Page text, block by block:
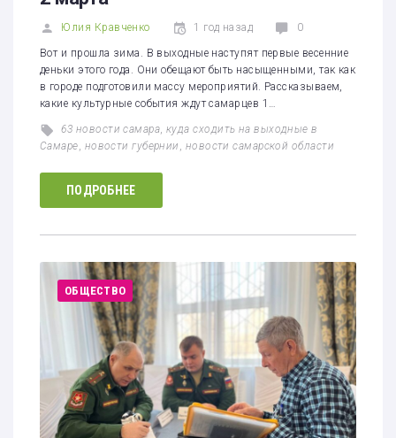
Юлия Кравченко 1 год назад 0
Вот и прошла зима. В выходные наступят первые весенние
деньки этого года. Они обещают быть насыщенными, так как
в городе подготовили массу мероприятий. Рассказываем,
какие культурные события ждут самарцев 1…
63 новости самара,куда сходить на выходные в
Самаре, новости губернии , новости самарской области
ПОДРОБНЕЕ
ОБЩЕСТВО